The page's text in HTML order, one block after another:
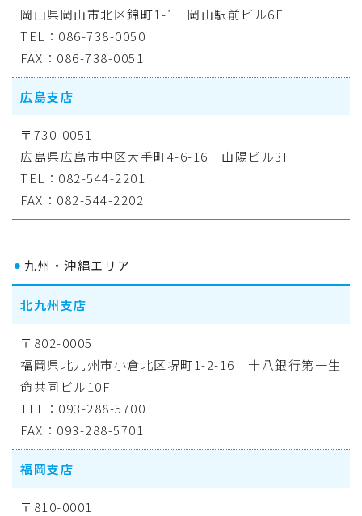
岡山県岡山市北区錦町1-1 岡山駅前ビル6F
TEL：086-738-0050
FAX：086-738-0051
広島支店
〒730-0051
広島県広島市中区大手町4-6-16 山陽ビル3F
TEL：082-544-2201
FAX：082-544-2202
⚫︎ 九州・沖縄エリア
北九州支店
〒802-0005
福岡県北九州市小倉北区堺町1-2-16 十八銀行第一生
命共同ビル10F
TEL：093-288-5700
FAX：093-288-5701
福岡支店
〒810-0001